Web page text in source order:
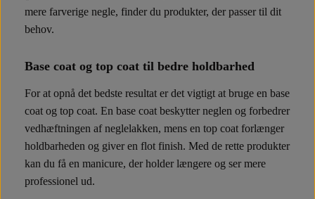
mere farverige negle, finder du produkter, der passer til dit
behov.
Base coat og top coat til bedre holdbarhed
For at opnå det bedste resultat er det vigtigt at bruge en base
coat og top coat. En base coat beskytter neglen og forbedrer
vedhæftningen af neglelakken, mens en top coat forlænger
holdbarheden og giver en flot finish. Med de rette produkter
kan du få en manicure, der holder længere og ser mere
professionel ud.